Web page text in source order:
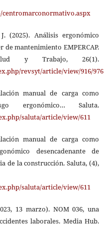
centromarconormativo.aspx
(2025). Análisis ergonómico
mantenimiento EMPERCAP.
y Trabajo, 26(1).
revsyt/article/view/916/976
manual de carga como
ergonómico… Saluta.
saluta/article/view/611
manual de carga como
desencadenante de
de la construcción. Saluta, (4),
saluta/article/view/611
13 marzo). NOM 036, una
laborales. Media Hub.